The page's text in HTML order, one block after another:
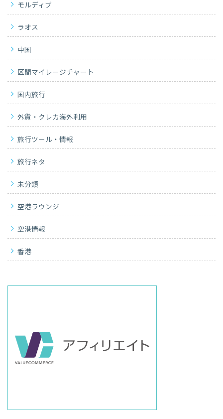
モルディブ
ラオス
中国
区間マイレージチャート
国内旅行
外貨・クレカ海外利用
旅行ツール・情報
旅行ネタ
未分類
空港ラウンジ
空港情報
香港